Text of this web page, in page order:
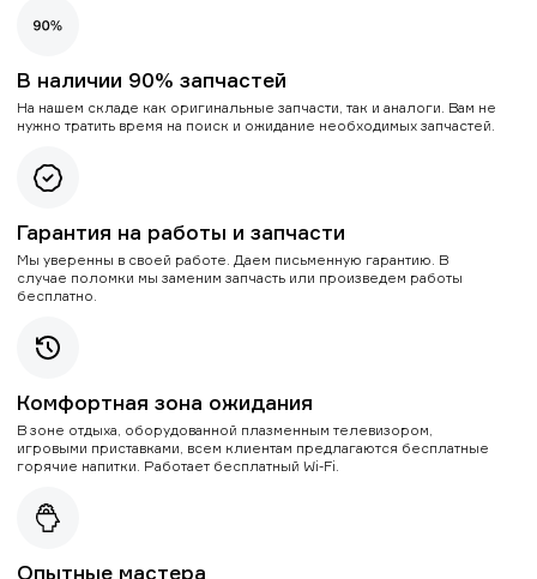
В наличии 90% запчастей
На нашем складе как оригинальные запчасти, так и аналоги. Вам не
нужно тратить время на поиск и ожидание необходимых запчастей.
Гарантия на работы и запчасти
Мы уверенны в своей работе. Даем письменную гарантию. В
случае поломки мы заменим запчасть или произведем работы
бесплатно.
Комфортная зона ожидания
В зоне отдыха, оборудованной плазменным телевизором,
игровыми приставками, всем клиентам предлагаются бесплатные
горячие напитки. Работает бесплатный Wi-Fi.
Опытные мастера